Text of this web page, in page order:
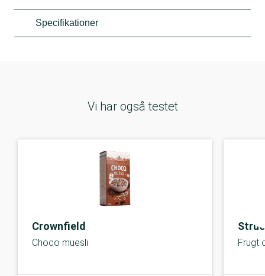
Specifikationer
Vi har også testet
Crownfield
Choco muesli Frugt